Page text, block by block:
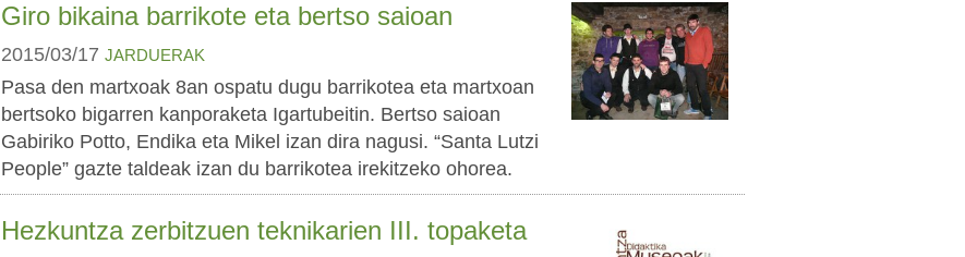
Giro bikaina barrikote eta bertso saioan
2015/03/17 JARDUERAK
Pasa den martxoak 8an ospatu dugu barrikotea eta martxoan
bertsoko bigarren kanporaketa Igartubeitin. Bertso saioan
Gabiriko Potto, Endika eta Mikel izan dira nagusi. “Santa Lutzi
People” gazte taldeak izan du barrikotea irekitzeko ohorea.
Hezkuntza zerbitzuen teknikarien III. topaketa